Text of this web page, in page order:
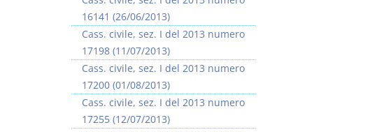
16141 (26/06/2013)
Cass. civile, sez. I del 2013 numero
17198 (11/07/2013)
Cass. civile, sez. I del 2013 numero
17200 (01/08/2013)
Cass. civile, sez. I del 2013 numero
17255 (12/07/2013)